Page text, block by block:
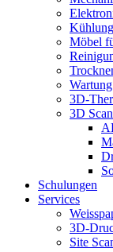
Möbel
3D-
3D
Schulungen
Services
3D-
Site